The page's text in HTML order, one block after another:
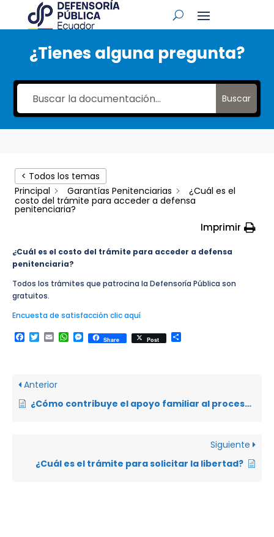
¿Tienes alguna pregunta?
Buscar
< Todos los temas
Principal
Garantías Penitenciarias
¿Cuál es el
costo del trámite para acceder a defensa
penitenciaria?
Imprimir
¿Cuál es el costo del trámite para acceder a defensa
penitenciaria?
Todos los trámites que patrocina la Defensoría Pública son
gratuitos.
Encuesta de satisfacción clic aquí
Facebook
Twitter
EmailWhatsApp
Messenger
Share Post
Anterior
¿Cómo contribuye el apoyo familiar al proceso de rehabilitación?
Siguiente
¿Cuál es el trámite para solicitar la libertad?